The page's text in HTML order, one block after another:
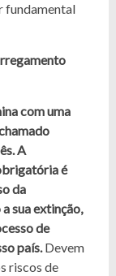
fundamental
com uma
A
é
da
sua extinção,
de
país.Devem
riscos de